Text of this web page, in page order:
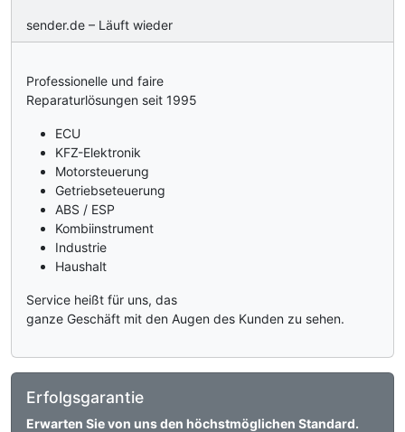
sender.de – Läuft wieder
Professionelle und faire
Reparaturlösungen seit 1995
ECU
KFZ-Elektronik
Motorsteuerung
Getriebseteuerung
ABS / ESP
Kombiinstrument
Industrie
Haushalt
Service heißt für uns, das
ganze Geschäft mit den Augen des Kunden zu sehen.
Erfolgsgarantie
Erwarten Sie von uns den höchstmöglichen Standard.